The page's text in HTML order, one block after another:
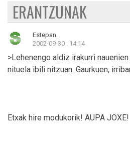
ERANTZUNAK
Estepan.
2002-09-30 : 14:14
>Lehenengo aldiz irakurri
nituela ibili nitzuan. Gaurkuen,
Etxak hire modukorik! AUPA JOXE!